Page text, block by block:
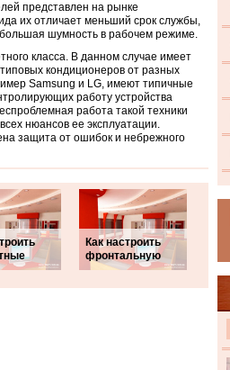
представлен на рынке
их отличает меньший срок службы,
шумность в рабочем режиме.
класса. В данном случае имеет
кондиционеров от разных
Samsung и LG, имеют типичные
работу устройства
работа такой техники
нюансов ее эксплуатации.
защита от ошибок и небрежного
Как настроить
фронтальную